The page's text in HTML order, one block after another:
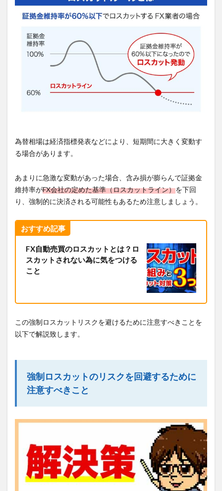
為替相場は経済指標発表などにより、短期間に大きく変動す
る場合があります。
あまりに急激な変動があった場合、含み損が膨らんで証拠金
維持率がFX会社の定めた基準（ロスカットライン）を下回
り、強制的に決済される可能性もあるため注意しましょう。
おすすめ記事
FX自動売買のロスカットとは？ロ
スカットされない為に気をつける
こと
この強制ロスカットリスクを避けるために注意すべきことを
以下で解説致します。
強制ロスカットのリスクを回避するために
注意すべきこと